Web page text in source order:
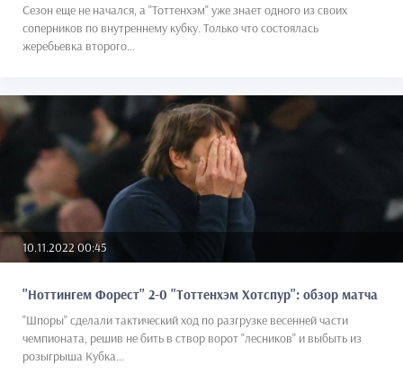
Сезон еще не начался, а "Тоттенхэм" уже знает одного из своих
соперников по внутреннему кубку. Только что состоялась
жеребьевка второго...
10.11.2022 00:45
"Ноттингем Форест" 2-0 "Тоттенхэм Хотспур": обзор матча
"Шпоры" сделали тактический ход по разгрузке весенней части
чемпионата, решив не бить в створ ворот "лесников" и выбыть из
розыгрыша Кубка...